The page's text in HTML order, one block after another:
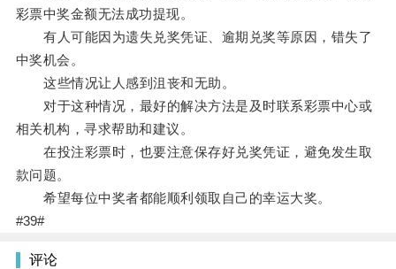
彩票中奖金额无法成功提现。
有人可能因为遗失兑奖凭证、逾期兑奖等原因，错失了
中奖机会。
这些情况让人感到沮丧和无助。
对于这种情况，最好的解决方法是及时联系彩票中心或
相关机构，寻求帮助和建议。
在投注彩票时，也要注意保存好兑奖凭证，避免发生取
款问题。
希望每位中奖者都能顺利领取自己的幸运大奖。
#39#
评论